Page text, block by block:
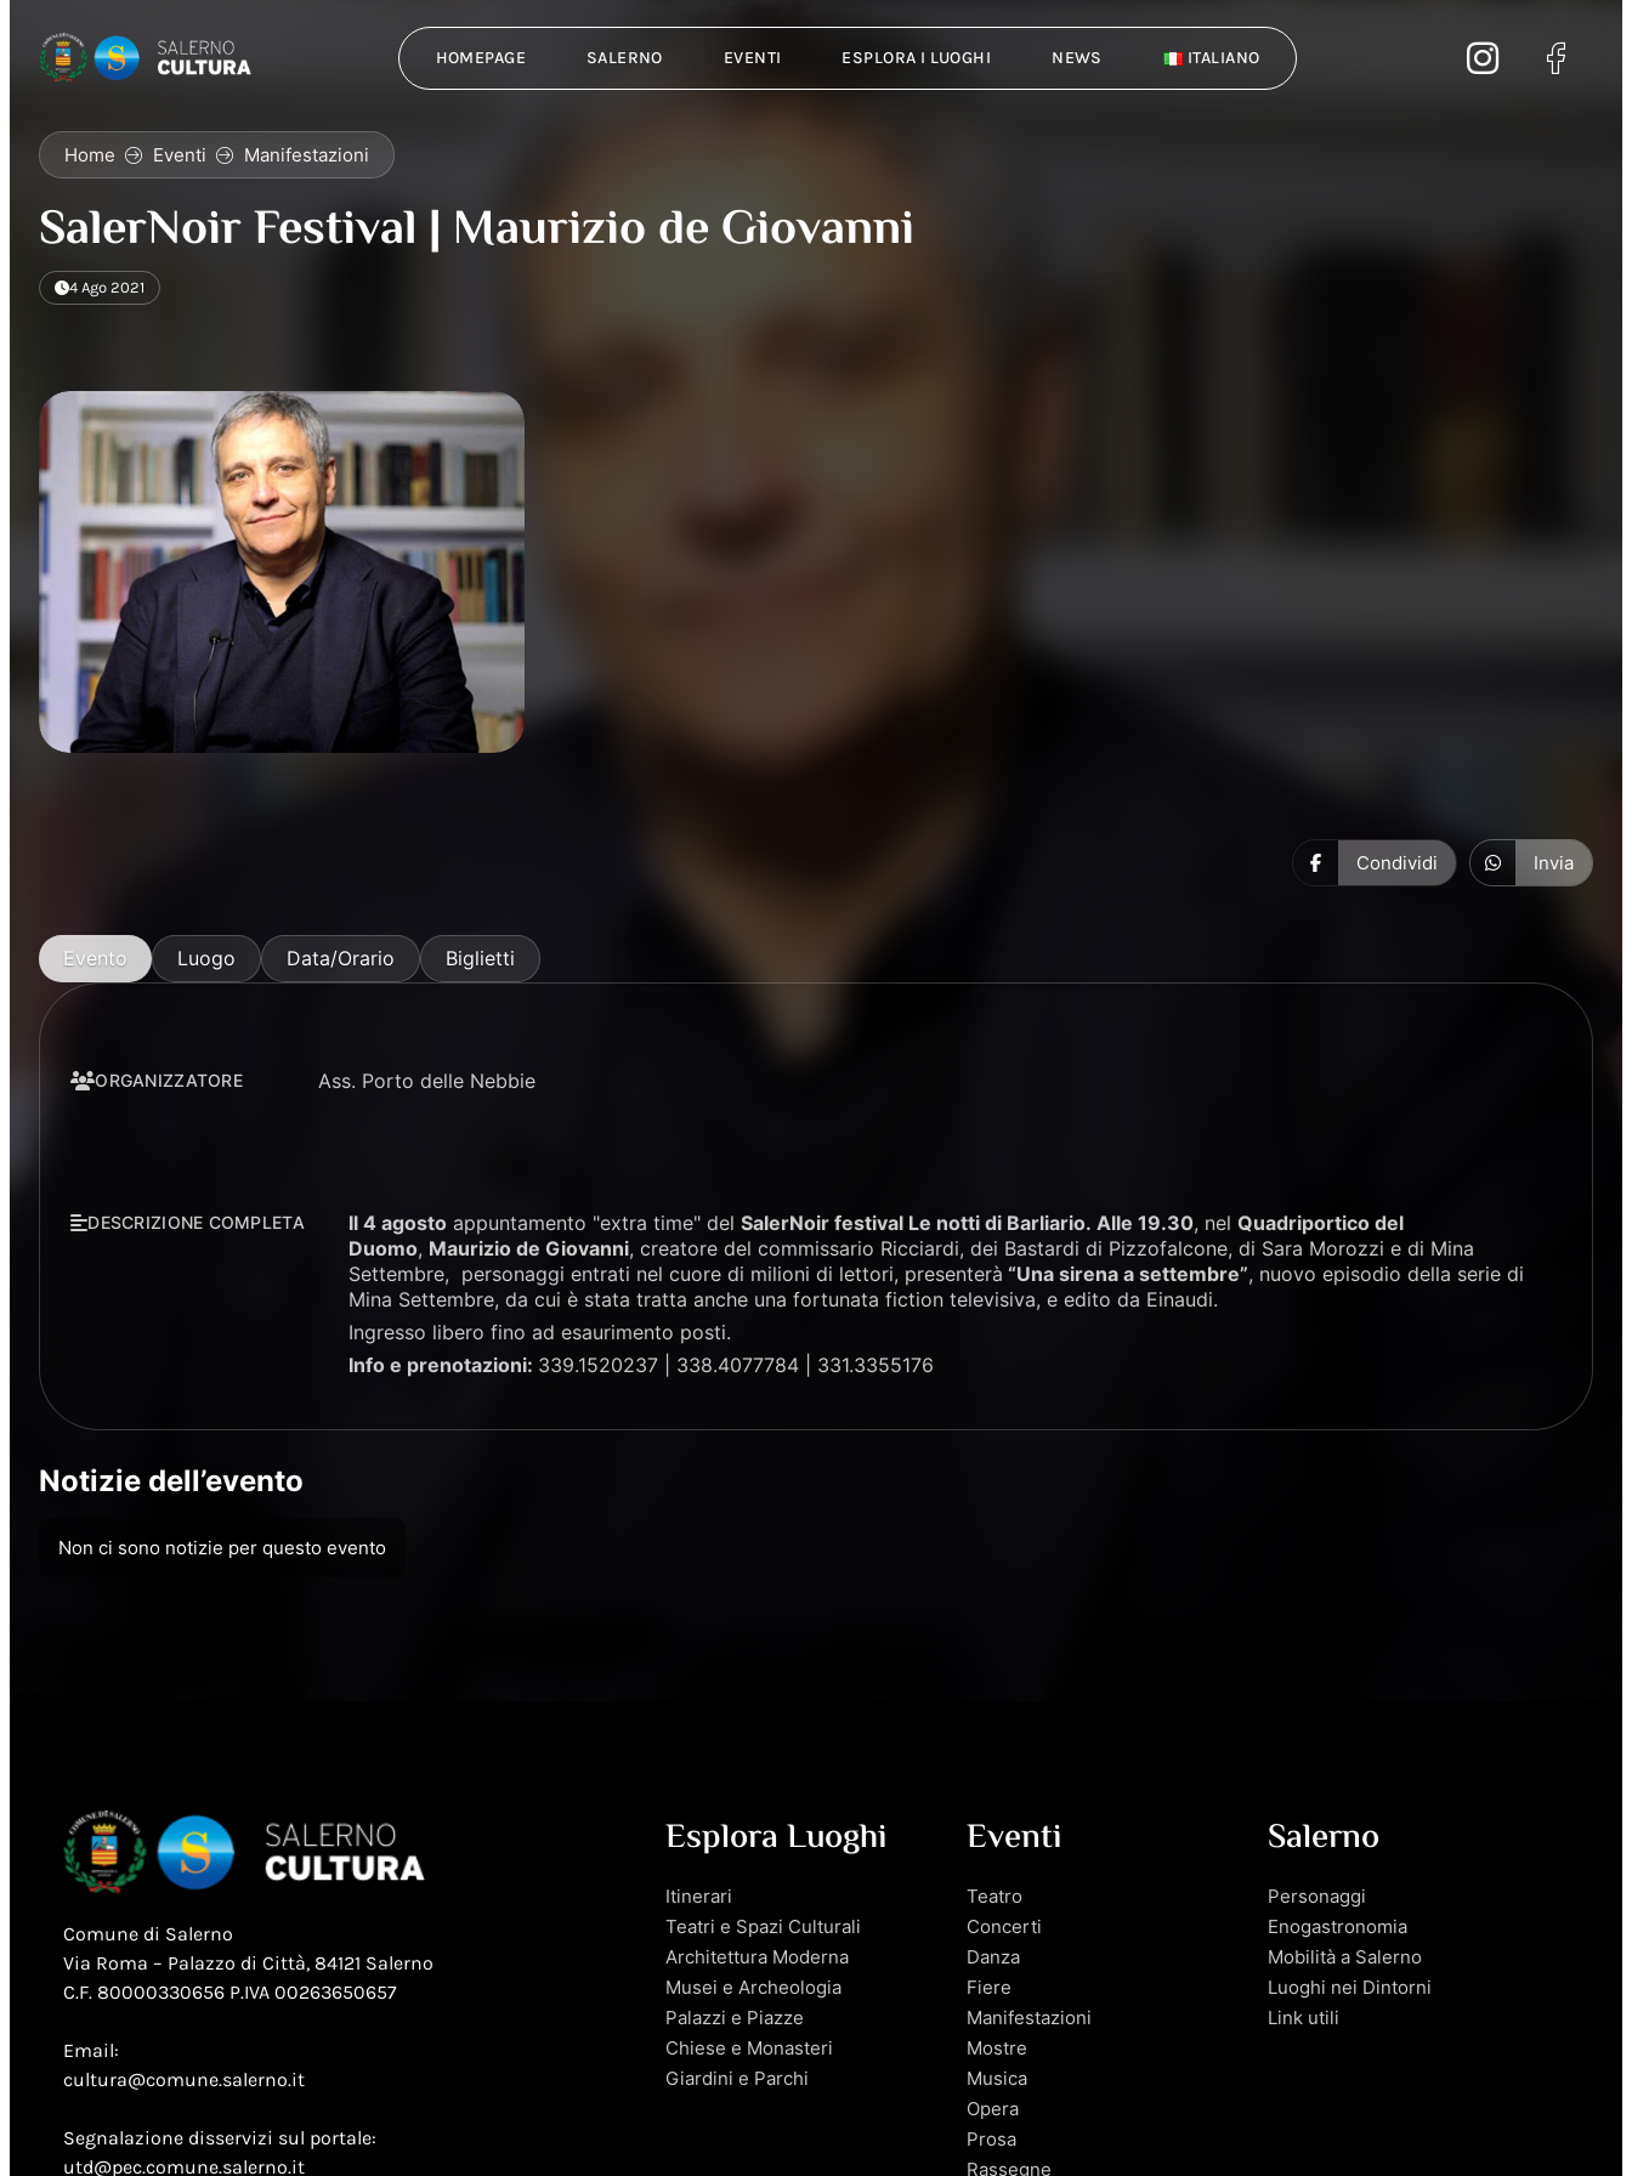
HOMEPAGE SALERNO EVENTI ESPLORA I LUOGHI NEWS ITALIANO
Home Eventi Manifestazioni
SalerNoir Festival | Maurizio de Giovanni
4 Ago 2021
Condividi Invia
Evento Luogo Data/Orario Biglietti
ORGANIZZATORE Ass. Porto delle Nebbie
DESCRIZIONE COMPLETA Il 4 agostoappuntamento "extra time" del SalerNoir festival Le notti di Barliario. Alle 19.30, nel Quadriportico del
Duomo, Maurizio de Giovanni, creatore del commissario Ricciardi, dei Bastardi di Pizzofalcone, di Sara Morozzi e di Mina
Settembre, personaggi entrati nel cuore di milioni di lettori, presenterà “Una sirena a settembre”, nuovo episodio della serie di
Mina Settembre, da cui è stata tratta anche una fortunata fiction televisiva, e edito da Einaudi.
Ingresso libero fino ad esaurimento posti.
Info e prenotazioni: 339.1520237 | 338.4077784 | 331.3355176
Notizie dell’evento
Non ci sono notizie per questo evento
Comune di Salerno
Via Roma – Palazzo di Città, 84121 Salerno
C.F. 80000330656 P.IVA 00263650657
Email:
cultura@comune.salerno.it
Segnalazione disservizi sul portale:
utd@pec.comune.salerno.it
Esplora Luoghi
Itinerari
Teatri e Spazi Culturali
Architettura Moderna
Musei e Archeologia
Palazzi e Piazze
Chiese e Monasteri
Giardini e Parchi
Eventi
Teatro
Concerti
Danza
Fiere
Manifestazioni
Mostre
Musica
Opera
Prosa
Rassegne
Salerno
Personaggi
Enogastronomia
Mobilità a Salerno
Luoghi nei Dintorni
Link utili